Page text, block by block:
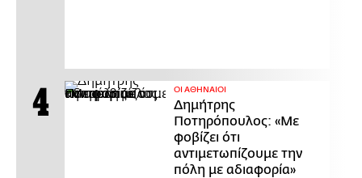
ΟΙ ΑΘΗΝΑΙΟΙ
Δημήτρης
Ποτηρόπουλος: «Με
φοβίζει ότι
αντιμετωπίζουμε την
πόλη με αδιαφορία»